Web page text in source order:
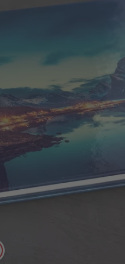
resistente, per
foto.
e